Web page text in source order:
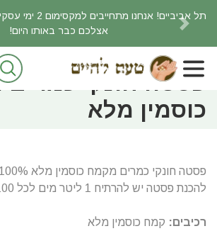
תל אביביים!
אצלכם כבר באותו היום!
Next
ראשי מוצרי מזון/מכולת
פסטה חונקי
כוסמין מלא
פסטה חונקי כמרים מקמח כוסמין מלא 100% איטלקי.
להכנת פסטה יש להרתיח 1 ליטר מים לכל 100 גרם חונקי כמרים.
רכיבים: קמח כוסמין מלא